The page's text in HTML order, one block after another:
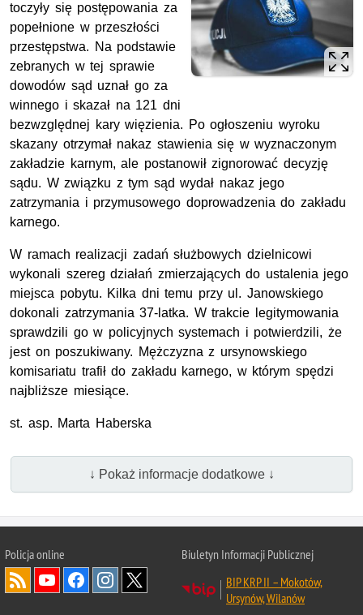
toczyły się postępowania za
popełnione w przeszłości
przestępstwa. Na podstawie
zebranych w tej sprawie
dowodów sąd uznał go za
winnego i skazał na 121 dni
bezwzględnej kary więzienia. Po ogłoszeniu wyroku
skazany otrzymał nakaz stawienia się w wyznaczonym
zakładzie karnym, ale postanowił zignorować decyzję
sądu. W związku z tym sąd wydał nakaz jego
zatrzymania i przymusowego doprowadzenia do zakładu
karnego.
W ramach realizacji zadań służbowych dzielnicowi
wykonali szereg działań zmierzających do ustalenia jego
miejsca pobytu. Kilka dni temu przy ul. Janowskiego
dokonali zatrzymania 37-latka. W trakcie legitymowania
sprawdzili go w policyjnych systemach i potwierdzili, że
jest on poszukiwany. Mężczyzna z ursynowskiego
komisariatu trafił do zakładu karnego, w którym spędzi
najbliższe miesiące.
st. asp. Marta Haberska
↓ Pokaż informacje dodatkowe ↓
Policja online
Biuletyn Informacji Publicznej
BIP KRP II – Mokotów,
Ursynów, Wilanów